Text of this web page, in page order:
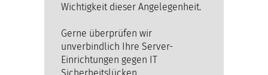
Wichtigkeit dieser Angelegenheit.
Gerne überprüfen wir
unverbindlich Ihre Server-
Einrichtungen gegen IT